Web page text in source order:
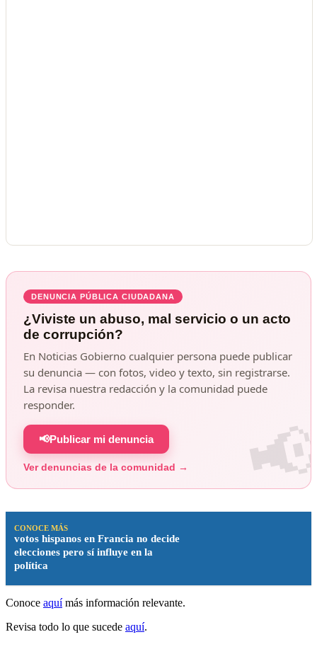
DENUNCIA PÚBLICA CIUDADANA
¿Viviste un abuso, mal servicio o un acto
de corrupción?
En Noticias Gobierno cualquier persona puede publicar
su denuncia — con fotos, video y texto, sin registrarse.
La revisa nuestra redacción y la comunidad puede
responder.
📢Publicar mi denuncia
Ver denuncias de la comunidad →
CONOCE MÁS
votos hispanos en Francia no decide
elecciones pero sí influye en la
política
Conoce aquímás información relevante.
Revisa todo lo que sucede aquí.